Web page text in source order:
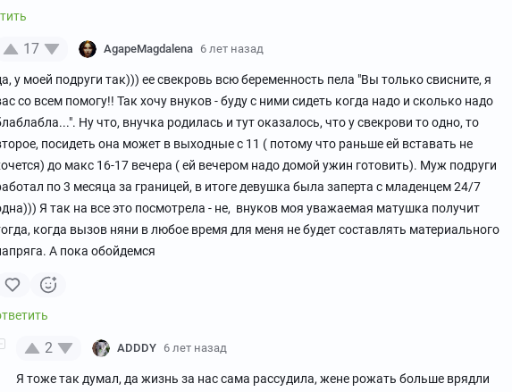
17 AgapeMagdalena 6 лет назад
у моей подруги так))) ее свекровь всю беременность пела "Вы только свисните, я
со всем помогу!! Так хочу внуков - буду с ними сидеть когда надо и сколько надо
Ну что, внучка родилась и тут оказалось, что у свекрови то одно, то
посидеть она может в выходные с 11 ( потому что раньше ей вставать не
до макс 16-17 вечера ( ей вечером надо домой ужин готовить). Муж подруги
по 3 месяца за границей, в итоге девушка была заперта с младенцем 24/7
Я так на все это посмотрела - не, внуков моя уважаемая матушка получит
когда вызов няни в любое время для меня не будет составлять материального
А пока обойдемся
2 ADDDY 6 лет назад
Я тоже так думал, да жизнь за нас сама рассудила, жене рожать больше врядли